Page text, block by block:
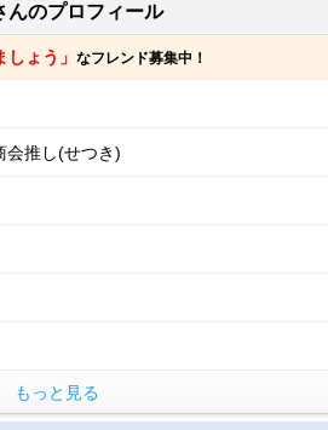
のプロフィール
しょう」 なフレンド募集中！
会推し(せつき)
もっと見る